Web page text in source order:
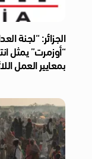
الجزائر: “لجنة
“أوزمرت” يمثل
بمعايير العمل